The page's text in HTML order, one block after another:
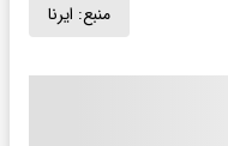
منبع: ایرنا